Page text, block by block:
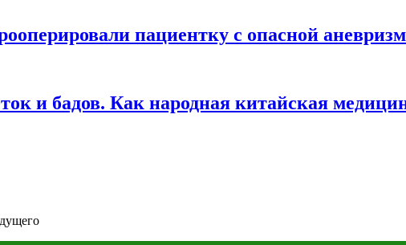
пациентку с опасной
и бадов. Как народная китайская